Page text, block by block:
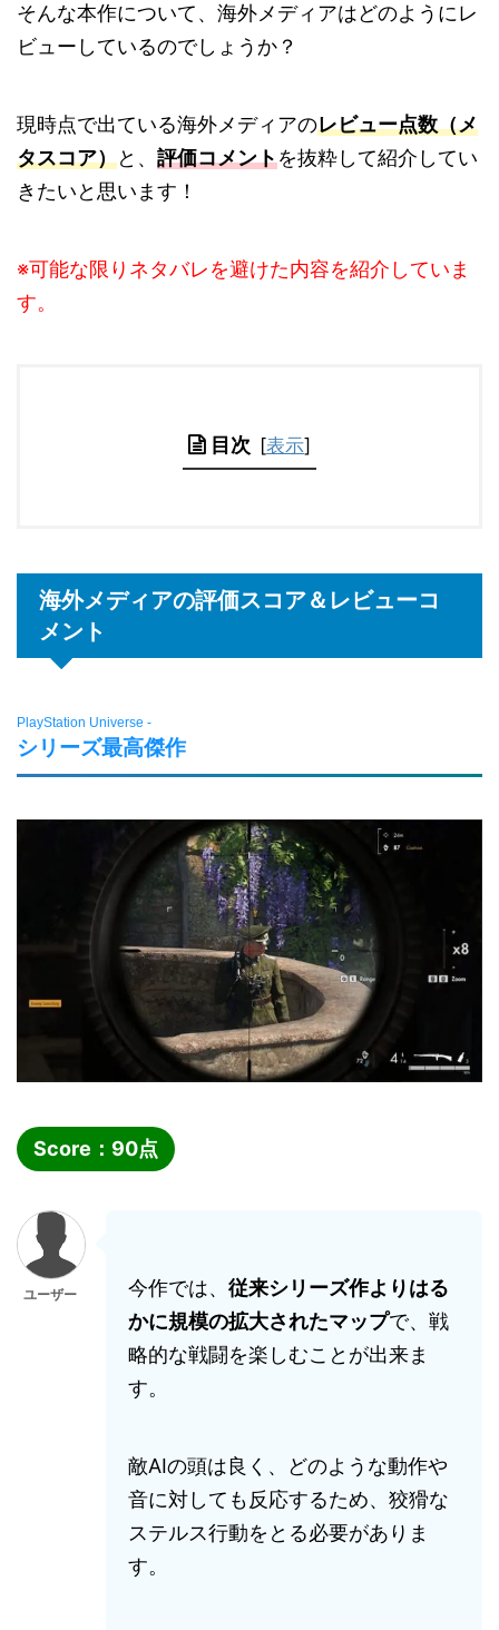
そんな本作について、海外メディアはどのようにレ
ビューしているのでしょうか？
現時点で出ている海外メディアのレビュー点数（メ
タスコア）と、 評価コメントを抜粋して紹介してい
きたいと思います！
※可能な限りネタバレを避けた内容を紹介していま
す。
目次 [表示]
海外メディアの評価スコア＆レビューコ
メント
PlayStation Universe -
シリーズ最高傑作
Score： 90点
ユーザー 今作では、 従来シリーズ作よりはる
かに規模の拡大されたマップで、戦
略的な戦闘を楽しむことが出来ま
す。
敵AIの頭は良く、どのような動作や
音に対しても反応するため、狡猾な
ステルス行動をとる必要がありま
す。